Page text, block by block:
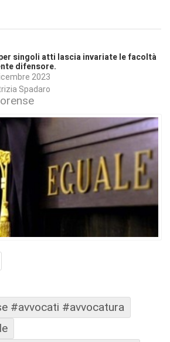
singoli atti lascia invariate le facoltà
difensore.
2023
Spadaro
#avvocati #avvocatura